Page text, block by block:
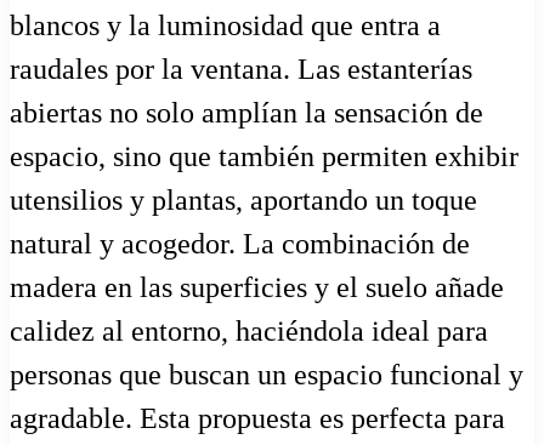
blancos y la luminosidad que entra a
raudales por la ventana. Las estanterías
abiertas no solo amplían la sensación de
espacio, sino que también permiten exhibir
utensilios y plantas, aportando un toque
natural y acogedor. La combinación de
madera en las superficies y el suelo añade
calidez al entorno, haciéndola ideal para
personas que buscan un espacio funcional y
agradable. Esta propuesta es perfecta para